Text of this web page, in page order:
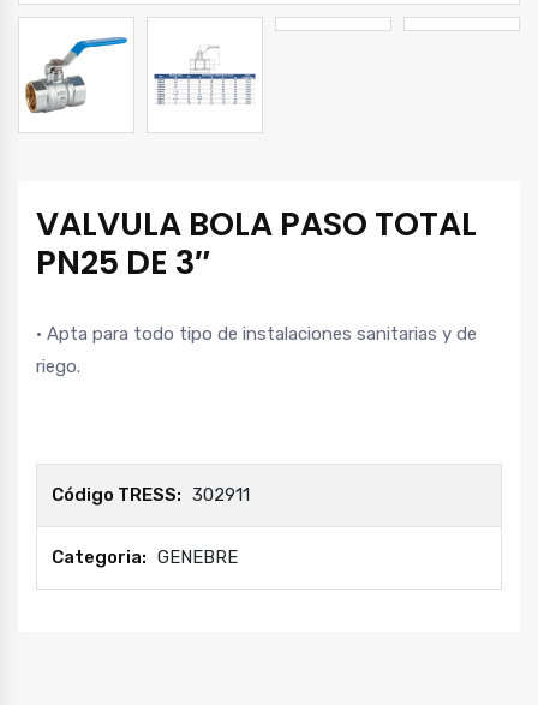
VALVULA BOLA PASO TOTAL
PN25 DE 3″
• Apta para todo tipo de instalaciones sanitarias y de
riego.
Código TRESS: 302911
Categoria: GENEBRE